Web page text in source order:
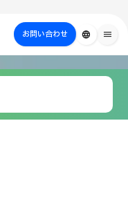
ンター（JMHC）
お問い合わせ language menu
を探す